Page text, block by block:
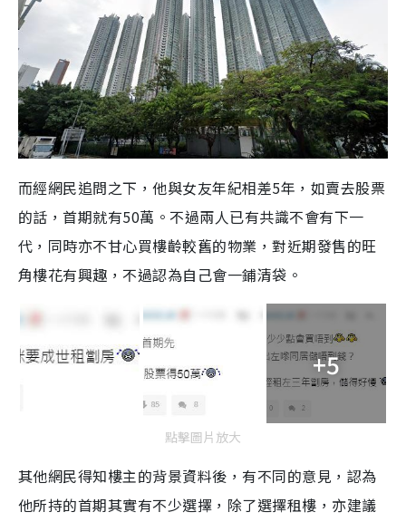
而經網民追問之下，他與女友年紀相差5年，如賣去股票
的話，首期就有50萬。不過兩人已有共識不會有下一
代，同時亦不甘心買樓齡較舊的物業，對近期發售的旺
角樓花有興趣，不過認為自己會一鋪清袋。
+5
點擊圖片放大
其他網民得知樓主的背景資料後，有不同的意見，認為
他所持的首期其實有不少選擇，除了選擇租樓，亦建議